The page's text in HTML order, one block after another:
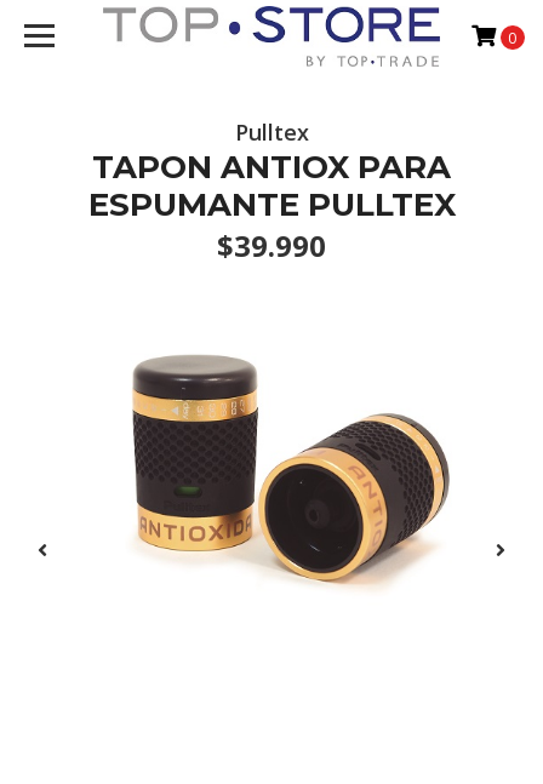
0
Pulltex
TAPON ANTIOX PARA
ESPUMANTE PULLTEX
$39.990